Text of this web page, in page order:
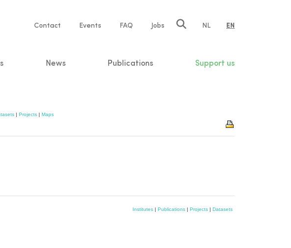
Service
Contact Events FAQ Jobs NL EN
News Publications Support us
| Projects | Maps
Institutes | Publications | Projects | Datasets